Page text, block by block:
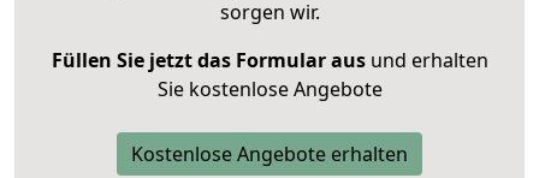
sorgen wir.
Füllen Sie jetzt das Formular ausund erhalten
Sie kostenlose Angebote
Kostenlose Angebote erhalten